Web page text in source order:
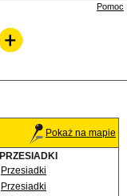
Pomoc
Pokaż na mapie
PRZESIADKI
Przesiadki
Przesiadki